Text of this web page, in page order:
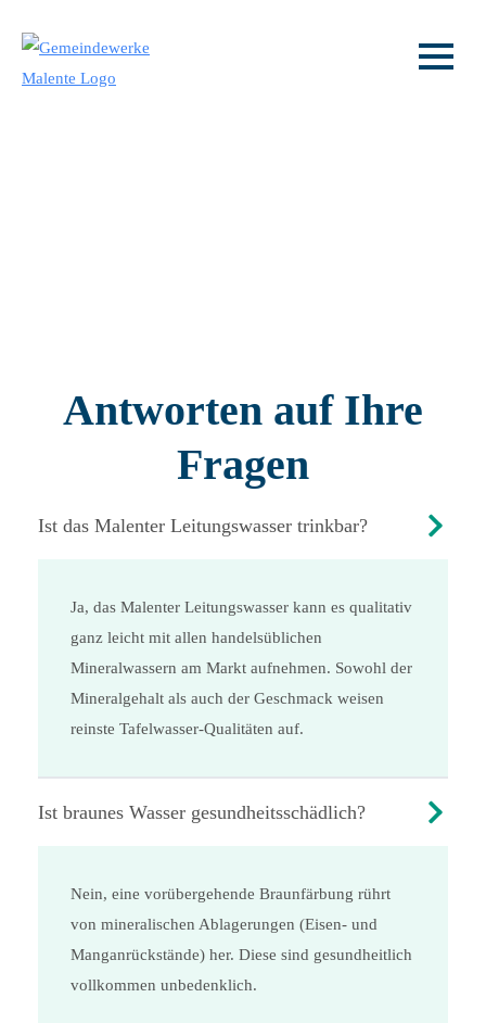
Antworten auf Ihre
Fragen
Ist das Malenter Leitungswasser trinkbar?
Ja, das Malenter Leitungswasser kann es qualitativ
ganz leicht mit allen handelsüblichen
Mineralwassern am Markt aufnehmen. Sowohl der
Mineralgehalt als auch der Geschmack weisen
reinste Tafelwasser-Qualitäten auf.
Ist braunes Wasser gesundheitsschädlich?
Nein, eine vorübergehende Braunfärbung rührt
von mineralischen Ablagerungen (Eisen- und
Manganrückstände) her. Diese sind gesundheitlich
vollkommen unbedenklich.